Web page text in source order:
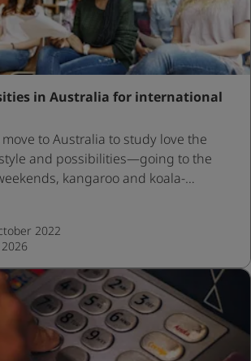
in Australia for international
to Australia to study love the
and possibilities—going to the
kangaroo and koala-
to manage traffic and a high
2022